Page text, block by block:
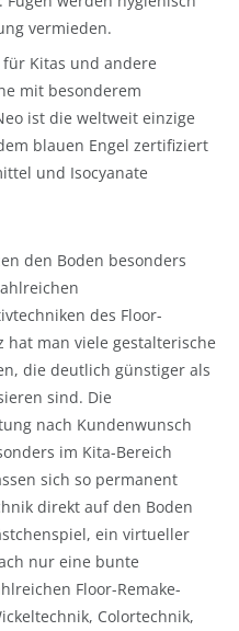
vermieden.
Kitas und andere
mit besonderem
ist die weltweit einzige
blauen Engel zertifiziert
und Isocyanate
den Boden besonders
des Floor-
hat man viele gestalterische
die deutlich günstiger als
sind. Die
nach Kundenwunsch
im Kita-Bereich
sich so permanent
direkt auf den Boden
ein virtueller
nur eine bunte
Floor-Remake-
Colortechnik,